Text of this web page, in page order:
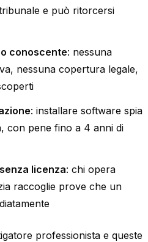
e può ritorcersi
conoscente: nessuna
nessuna copertura legale,
: installare software spia
con pene fino a 4 anni di
licenza: chi opera
raccoglie prove che un
professionista e queste